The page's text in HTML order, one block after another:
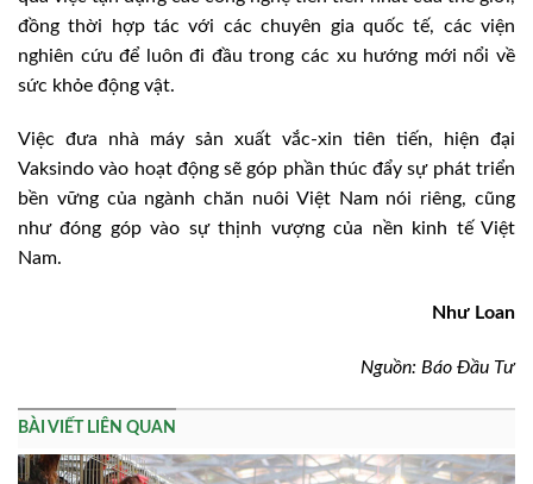
đồng thời hợp tác với các chuyên gia quốc tế, các viện
nghiên cứu để luôn đi đầu trong các xu hướng mới nổi về
sức khỏe động vật.
Việc đưa nhà máy sản xuất vắc-xin tiên tiến, hiện đại
Vaksindo vào hoạt động sẽ góp phần thúc đẩy sự phát triển
bền vững của ngành chăn nuôi Việt Nam nói riêng, cũng
như đóng góp vào sự thịnh vượng của nền kinh tế Việt
Nam.
Như Loan
Nguồn: Báo Đầu Tư
BÀI VIẾT LIÊN QUAN